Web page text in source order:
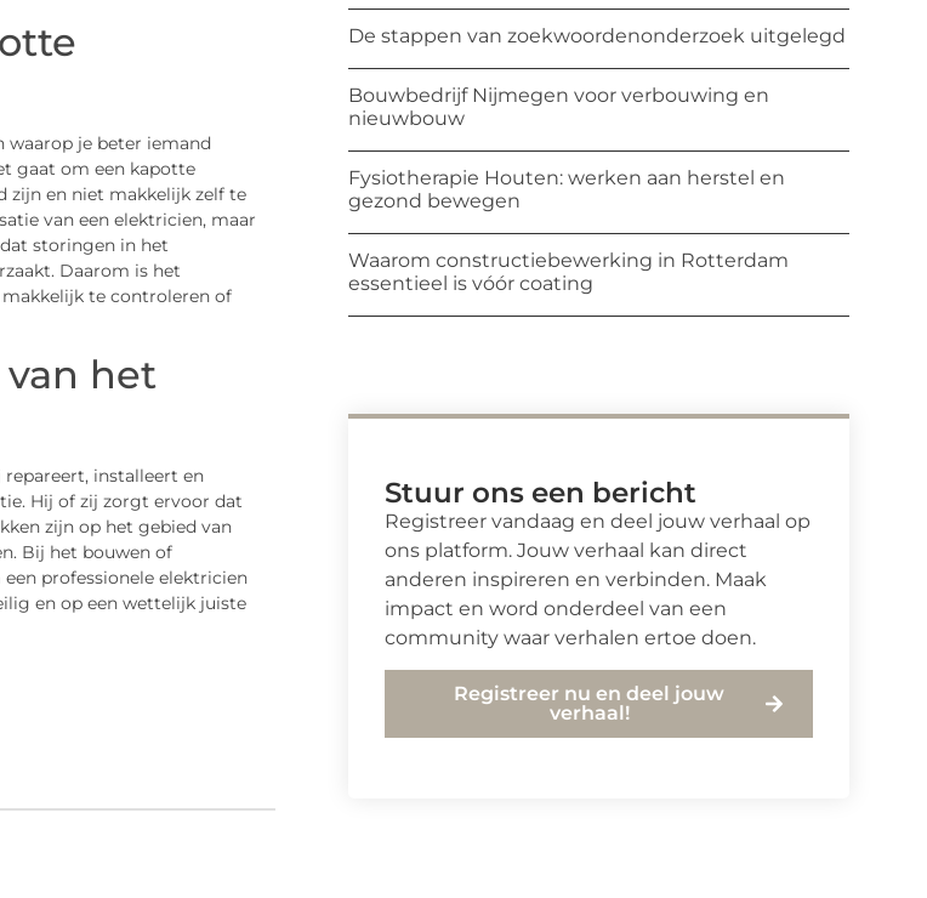
waarop je beter iemand
gaat om een kapotte
zijn en niet makkelijk zelf te
van een elektricien, maar
storingen in het
Daarom is het
te controleren of
het
installeert en
Hij of zij zorgt ervoor dat
zijn op het gebied van
Bij het bouwen of
professionele elektricien
en op een wettelijk juiste
De stappen van zoekwoordenonderzoek uitgelegd
Bouwbedrijf Nijmegen voor verbouwing en
nieuwbouw
Fysiotherapie Houten: werken aan herstel en
gezond bewegen
Waarom constructiebewerking in Rotterdam
essentieel is vóór coating
Stuur ons een bericht
Registreer vandaag en deel jouw verhaal op
ons platform. Jouw verhaal kan direct
anderen inspireren en verbinden. Maak
impact en word onderdeel van een
community waar verhalen ertoe doen.
Registreer nu en deel jouw
verhaal!